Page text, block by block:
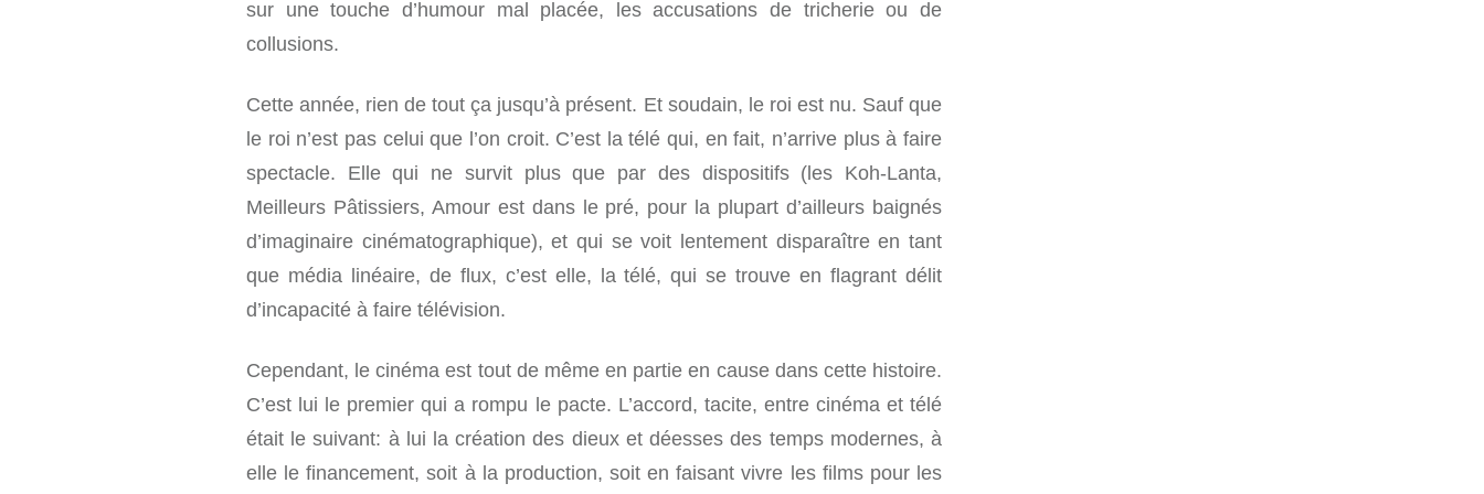
sur une touche d’humour mal placée, les accusations de tricherie ou de
collusions.
Cette année, rien de tout ça jusqu’à présent. Et soudain, le roi est nu. Sauf que
le roi n’est pas celui que l’on croit. C’est la télé qui, en fait, n’arrive plus à faire
spectacle. Elle qui ne survit plus que par des dispositifs (les Koh-Lanta,
Meilleurs Pâtissiers, Amour est dans le pré, pour la plupart d’ailleurs baignés
d’imaginaire cinématographique), et qui se voit lentement disparaître en tant
que média linéaire, de flux, c’est elle, la télé, qui se trouve en flagrant délit
d’incapacité à faire télévision.
Cependant, le cinéma est tout de même en partie en cause dans cette histoire.
C’est lui le premier qui a rompu le pacte. L’accord, tacite, entre cinéma et télé
était le suivant: à lui la création des dieux et déesses des temps modernes, à
elle le financement, soit à la production, soit en faisant vivre les films pour les